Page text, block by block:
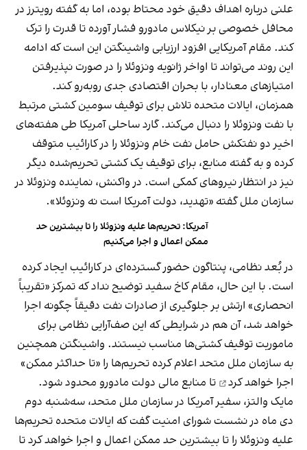
علنی درباره اهداف دقیق خود محتاط بوده، اما به گفته رویترز در
محافل خصوصی بر نیکلاس مادورو فشار آورده تا قدرت را ترک
کند. مقام آمریکایی افزود ارزیابی واشینگتن این است که ادامه
این روند می‌تواند تا اواخر ژانویه ونزوئلا را در صورت نپذیرفتن
امتیازهای معنادار، با بحران اقتصادی جدی روبه‌رو کند.
همزمان، ایالات متحده تلاش برای توقیف سومین کشتی مرتبط
با نفت ونزوئلا را دنبال می‌کند. گارد ساحلی آمریکا طی هفته‌های
اخیر دو نفتکش حامل نفت خام ونزوئلا را در کارائیب متوقف
کرده و به گفته منابع، برای توقیف یک کشتی تحریم‌شده دیگر
نیز در انتظار نیروهای کمکی است. در واکنش، نماینده ونزوئلا در
سازمان ملل گفته «تهدید، دولت آمریکا است نه ونزوئلا».
آمریکا: تحریم‌ها علیه ونزوئلا را تا بیشترین حد
ممکن اعمال و اجرا می‌کنیم
در بُعد نظامی، پنتاگون حضور گسترده‌ای در کارائیب ایجاد کرده
است. با این حال، مقام کاخ سفید توضیح نداد که تمرکز «تقریباً
انحصاری» ارتش بر جلوگیری از صادرات نفت دقیقاً چگونه اجرا
خواهد شد، آن هم در شرایطی که این صف‌آرایی نظامی برای
ماموریت‌ توقیف کشتی‌ها مناسب نیستند. واشینگتن همچنین
به سازمان ملل متحد اعلام کرده تحریم‌ها را «تا حداکثر ممکن»
اجرا خواهد کرد
تا منابع مالی دولت مادورو محدود شود.
مایک والتز، سفیر آمریکا در سازمان ملل متحد، سه‌شنبه دوم
دی ماه در نشست شورای امنیت گفت که ایالات متحده تحریم‌ها
علیه ونزوئلا را تا بیشترین حد ممکن اعمال و اجرا خواهد کرد تا